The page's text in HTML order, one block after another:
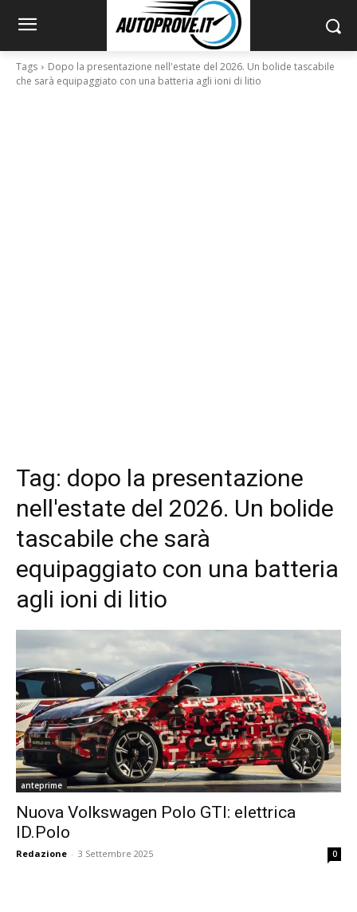
Tags
Dopo la presentazione nell'estate del 2026. Un bolide tascabile
che sarà equipaggiato con una batteria agli ioni di litio
Tag: dopo la presentazione
nell'estate del 2026. Un bolide
tascabile che sarà
equipaggiato con una batteria
agli ioni di litio
anteprime
Nuova Volkswagen Polo GTI: elettrica
ID.Polo
Redazione - 3 Settembre 2025 0